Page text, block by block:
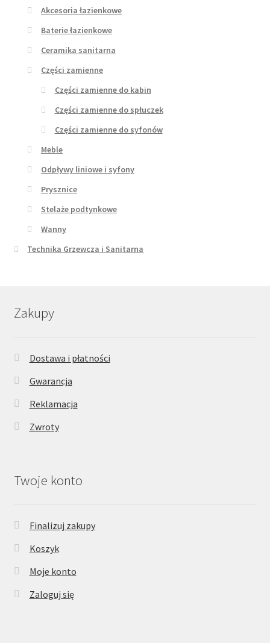
Akcesoria łazienkowe
Baterie łazienkowe
Ceramika sanitarna
Części zamienne
Części zamienne do kabin
Części zamienne do spłuczek
Części zamienne do syfonów
Meble
Odpływy liniowe i syfony
Prysznice
Stelaże podtynkowe
Wanny
Technika Grzewcza i Sanitarna
Zakupy
Dostawa i płatności
Gwarancja
Reklamacja
Zwroty
Twoje konto
Finalizuj zakupy
Koszyk
Moje konto
Zaloguj się